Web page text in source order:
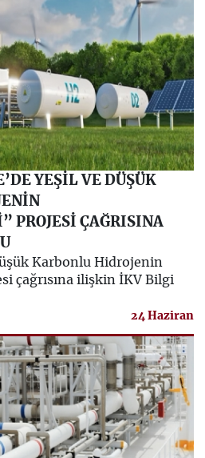
YEŞİL VE DÜŞÜK
PROJESİ ÇAĞRISINA
Karbonlu Hidrojenin
çağrısına ilişkin İKV Bilgi
24 Haziran